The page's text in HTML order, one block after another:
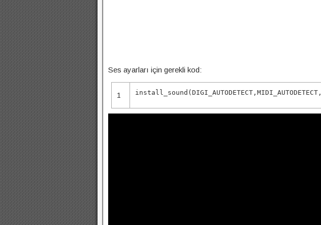
Ses ayarları için gerekli kod:
1 install_sound(DIGI_AUTODETECT,MIDI_AUTODETECT,